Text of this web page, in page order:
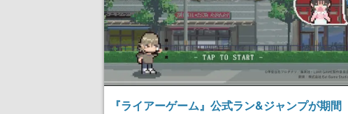
『ライアーゲーム』公式ラン&ジャンプが期間